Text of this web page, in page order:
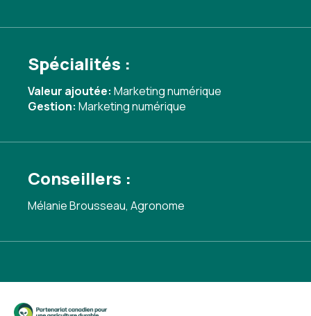
Spécialités :
Valeur ajoutée: Marketing numérique
Gestion: Marketing numérique
Conseillers :
Mélanie Brousseau, Agronome